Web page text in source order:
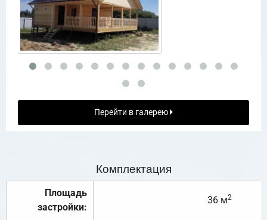
Перейти в галерею
Комплектация
Площадь
застройки:
36 м2